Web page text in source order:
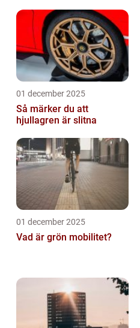
01 december 2025
Så märker du att
hjullagren är slitna
01 december 2025
Vad är grön mobilitet?